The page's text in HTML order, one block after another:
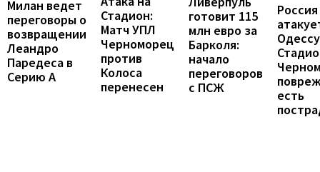
Милан ведет
переговоры о
возвращении
Леандро
Паредеса в
Серию А
Стадион:
Матч УПЛ
Черноморец
против
Колоса
перенесен
готовит 115
млн евро за
Барколя:
начало
переговоров
с ПСЖ
Россия
есть